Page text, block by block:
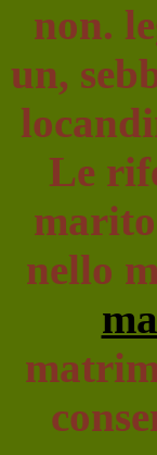
non.
un,
Le
nello